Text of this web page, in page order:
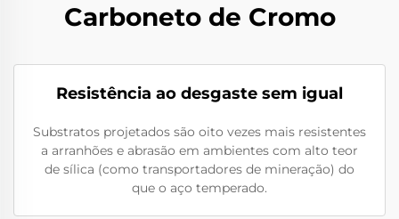
Carboneto de Cromo
Resistência ao desgaste sem igual
Substratos projetados são oito vezes mais resistentes
a arranhões e abrasão em ambientes com alto teor
de sílica (como transportadores de mineração) do
que o aço temperado.